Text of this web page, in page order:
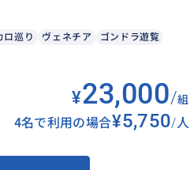
ロ巡り ヴェネチア
ゴンドラ遊覧
¥23,000/組
4名で利用の場合 ¥5,750/人